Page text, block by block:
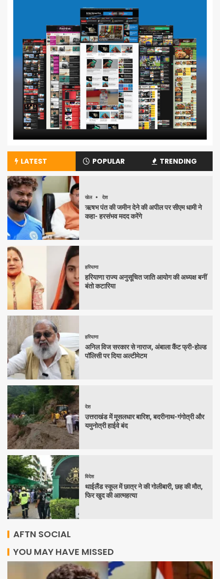
LATEST POPULAR TRENDING
खेल देश
ऋषभ पंत की जमीन देने की अपील पर सीएम धामी ने
कहा- हरसंभव मदद करेंगे
हरियाणा
हरियाणा राज्य अनुसूचित जाति आयोग की अध्यक्ष बनीं
बंतो कटारिया
हरियाणा
अनिल विज सरकार से नाराज, अंबाला कैंट फ्री-होल्ड
पॉलिसी पर दिया अल्टीमेटम
देश
उत्तराखंड में मूसलधार बारिश, बदरीनाथ-गंगोत्री और
यमुनोत्री हाईवे बंद
विदेश
थाईलैंड स्कूल में छात्र ने की गोलीबारी, छह की मौत,
फिर खुद की आत्महत्या
AFTN SOCIAL
YOU MAY HAVE MISSED